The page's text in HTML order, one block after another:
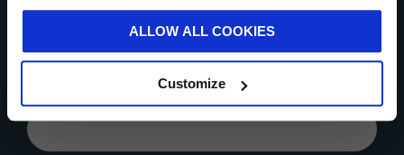
ALLOW ALL COOKIES
Customize